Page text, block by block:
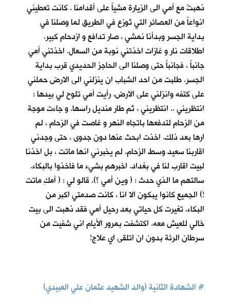
ذهبتُ مع أمي الى الزيارة مشياً على أقدامنا . كانت تعطيني
انواعاً من العصائر التي تُوزع في الطريق لما وصلنا في
بداية الجسر وبدأنا نمشي ، صار تدافع و ازدحام كبير.
اطلاقات نار و غازات اخذتني نوبة من السعال. اخذتني أمي
جانباً ، فجانباً حتى وصلنا الى الحاجز الحديدي قرب بداية
الجسر. طلبت من احد الشباب ان ينزلني الى الارض حملني
على كتفه وانزلني على الارض. رأيت أمي تلوح لي بيدها :
انتظريني .. انتظريني ، ثم طار منديل راسها. و جاءت موجة
من الزحام لتدفعها باتجاه النهر و غاصت في الزحام ، لم
ارها بعد ذلك. اخذت ابحث عنها دون جدوى ، حتى وجدني
اقاربنا سعيد وسط الزحام. لم يخبرني انها ماتت ، بل اخذنا
لبيت اقارب لنا في بغداد. اخبرهم بشيء ما فاخذوا بالبكاء.
سالتهم ما الذي حدث : ( وين أمي ؟). قالو لي : ( أمكِ ماتت
!) الجميع كانوا يبكون الا انا ، كانت صدمتي اكبر من
البكاء. تغيرت كل حياتي بعد رحيل أمي فقد ذهبت الى بيت
خالي للعيش معه. اكتشفت بمرور الأيام اني شفيت من
سرطان الرئة بدون ان اتلقى اي علاج!
#الشهادة الثانية (والد الشهيد عثمان علي العبيدي)